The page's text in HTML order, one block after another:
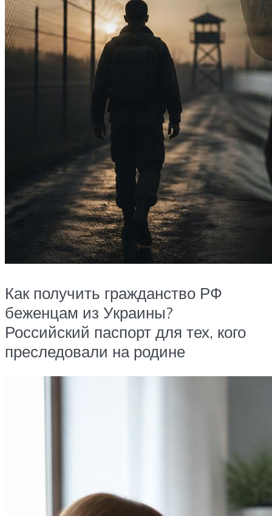
Как получить гражданство РФ
беженцам из Украины?
Российский паспорт для тех, кого
преследовали на родине